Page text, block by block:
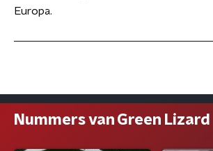
Europa.
Nummers van Green Lizard